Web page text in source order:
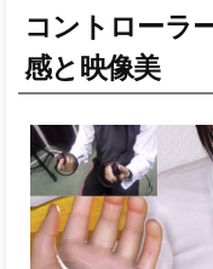
コントローラ
感と映像美